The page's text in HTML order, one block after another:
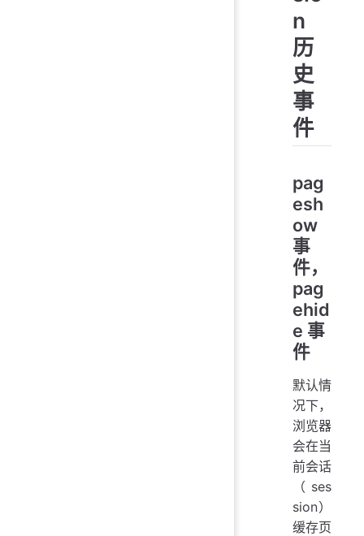
n
历
史
事
件
pag
esh
ow
事
件，
pag
ehid
e 事
件
默认情
况下，
浏览器
会在当
前会话
（ses
sion）
缓存页